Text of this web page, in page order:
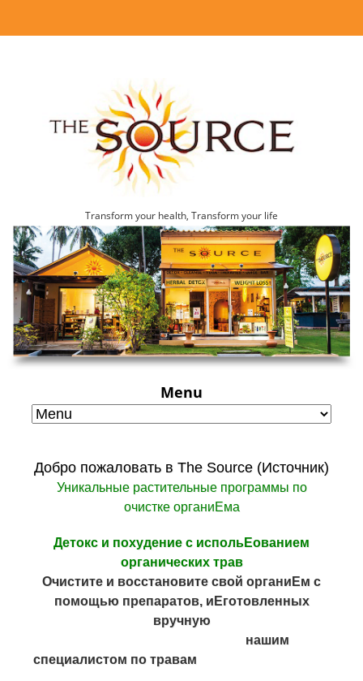
Transform your health, Transform your life
Menu
Добро пожаловать в The Source (Источник)
Уникальные растительные программы по
очистке органиЕма
Детокс и похудение с испольЕованием
органических трав
Очистите и восстановите свой органиЕм с
помощью препаратов, иЕготовленных
вручную
нашим
специалистом по травам